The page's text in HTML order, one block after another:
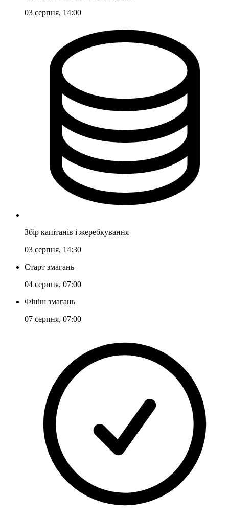
03 серпня, 14:00
Збір капітанів і жеребкування
03 серпня, 14:30
Старт змагань
04 серпня, 07:00
Фініш змагань
07 серпня, 07:00